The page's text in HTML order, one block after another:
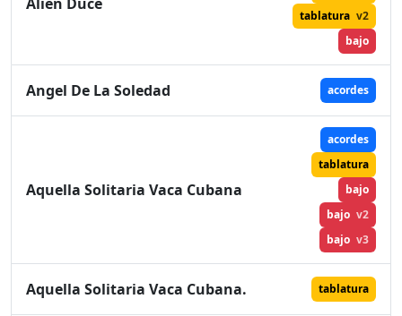
tablatura v2
bajo
Angel De La Soledad acordes
Aquella Solitaria Vaca Cubana
acordes
tablatura
bajo
bajo v2
bajo v3
Aquella Solitaria Vaca Cubana. tablatura